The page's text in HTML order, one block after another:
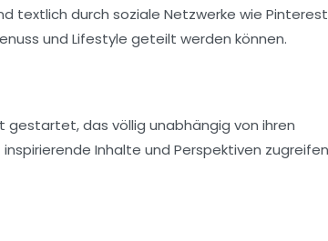
textlich durch soziale Netzwerke wie Pinterest
und Lifestyle geteilt werden können.
gestartet, das völlig unabhängig von ihren
Inhalte und Perspektiven zugreifen